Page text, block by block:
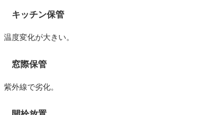
キッチン保管
温度変化が大きい。
窓際保管
紫外線で劣化。